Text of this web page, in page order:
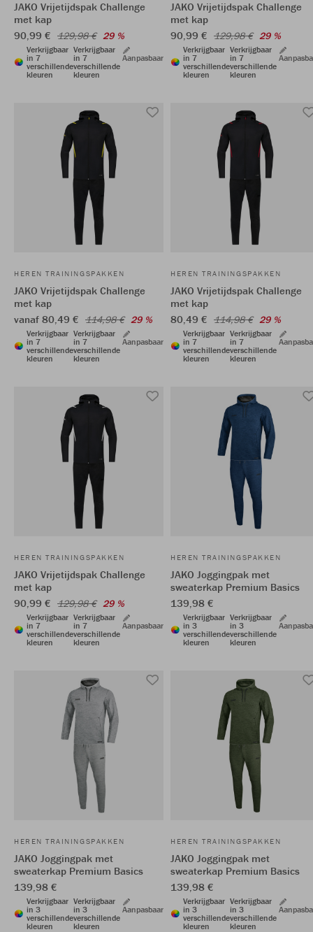
JAKO Vrijetijdspak Challenge
met kap
90,99 € 129,98 € 29 %
Verkrijgbaar
in 7
verschillende
kleuren
Verkrijgbaar
in 7
verschillende
kleuren
Aanpasbaar
JAKO Vrijetijdspak Challenge
met kap
90,99 € 129,98 € 29 %
Verkrijgbaar
in 7
verschillende
kleuren
Verkrijgbaar
in 7
verschillende
kleuren
HEREN TRAININGSPAKKEN
JAKO Vrijetijdspak Challenge
met kap
vanaf 80,49 € 114,98 € 29 %
Verkrijgbaar
in 7
verschillende
kleuren
Verkrijgbaar
in 7
verschillende
kleuren
Aanpasbaar
HEREN TRAININGSPAKKEN
JAKO Vrijetijdspak Challenge
met kap
80,49 € 114,98 € 29 %
Verkrijgbaar
in 7
verschillende
kleuren
Verkrijgbaar
in 7
verschillende
kleuren
HEREN TRAININGSPAKKEN
JAKO Vrijetijdspak Challenge
met kap
90,99 € 129,98 € 29 %
Verkrijgbaar
in 7
verschillende
kleuren
Verkrijgbaar
in 7
verschillende
kleuren
Aanpasbaar
HEREN TRAININGSPAKKEN
JAKO Joggingpak met
sweaterkap Premium Basics
139,98 €
Verkrijgbaar
in 3
verschillende
kleuren
Verkrijgbaar
in 3
verschillende
kleuren
HEREN TRAININGSPAKKEN
JAKO Joggingpak met
sweaterkap Premium Basics
139,98 €
Verkrijgbaar
in 3
verschillende
kleuren
Verkrijgbaar
in 3
verschillende
kleuren
Aanpasbaar
HEREN TRAININGSPAKKEN
JAKO Joggingpak met
sweaterkap Premium Basics
139,98 €
Verkrijgbaar
in 3
verschillende
kleuren
Verkrijgbaar
in 3
verschillende
kleuren